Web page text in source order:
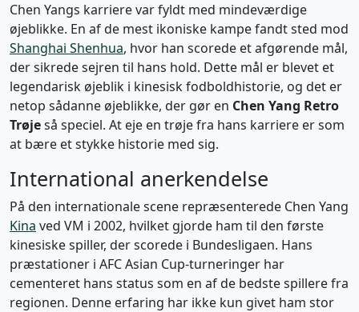
Chen Yangs karriere var fyldt med mindeværdige
øjeblikke. En af de mest ikoniske kampe fandt sted mod
Shanghai Shenhua, hvor han scorede et afgørende mål,
der sikrede sejren til hans hold. Dette mål er blevet et
legendarisk øjeblik i kinesisk fodboldhistorie, og det er
netop sådanne øjeblikke, der gør en Chen Yang Retro
Trøjeså speciel. At eje en trøje fra hans karriere er som
at bære et stykke historie med sig.
International anerkendelse
På den internationale scene repræsenterede Chen Yang
Kina ved VM i 2002, hvilket gjorde ham til den første
kinesiske spiller, der scorede i Bundesligaen. Hans
præstationer i AFC Asian Cup-turneringer har
cementeret hans status som en af de bedste spillere fra
regionen. Denne erfaring har ikke kun givet ham stor